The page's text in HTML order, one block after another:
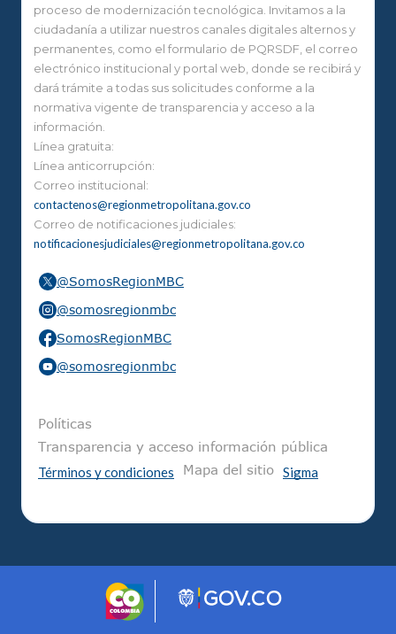
proceso de modernización tecnológica. Invitamos a la
ciudadanía a utilizar nuestros canales digitales alternos y
permanentes, como el formulario de PQRSDF, el correo
electrónico institucional y portal web, donde se recibirá y
dará trámite a todas sus solicitudes conforme a la
normativa vigente de transparencia y acceso a la
información.
Línea gratuita:
Línea anticorrupción:
Correo institucional:
contactenos@regionmetropolitana.gov.co
Correo de notificaciones judiciales:
notificacionesjudiciales@regionmetropolitana.gov.co
@SomosRegionMBC
@somosregionmbc
SomosRegionMBC
@somosregionmbc
Pie de página
Políticas
Transparencia y acceso información pública
Términos y condiciones
Mapa del sitio Sigma